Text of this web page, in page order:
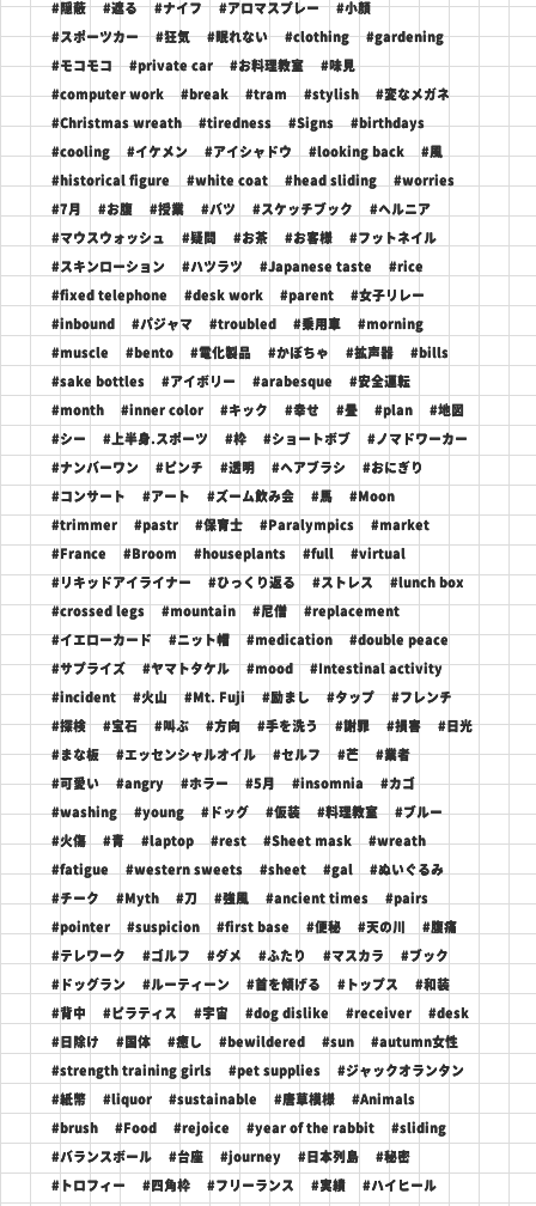
#隠蔽 #遮る #ナイフ #アロマスプレー #小顔
#スポーツカー #狂気 #眠れない #clothing #gardening
#モコモコ #private car #お料理教室 #味見
#computer work #break #tram #stylish #変なメガネ
#Christmas wreath #tiredness #Signs #birthdays
#cooling #イケメン #アイシャドウ #looking back #風
#historical figure #white coat #head sliding #worries
#7月 #お腹 #授業 #バツ #スケッチブック #ヘルニア
#マウスウォッシュ #疑問 #お茶 #お客様 #フットネイル
#スキンローション #ハツラツ #Japanese taste #rice
#fixed telephone #desk work #parent #女子リレー
#inbound #パジャマ #troubled #乗用車 #morning
#muscle #bento #電化製品 #かぼちゃ #拡声器 #bills
#sake bottles #アイボリー #arabesque #安全運転
#month #inner color #キック #幸せ #畳 #plan #地図
#シー #上半身.スポーツ #枠 #ショートボブ #ノマドワーカー
#ナンバーワン #ピンチ #透明 #ヘアブラシ #おにぎり
#コンサート #アート #ズーム飲み会 #馬 #Moon
#trimmer #pastr #保育士 #Paralympics #market
#France #Broom #houseplants #full #virtual
#リキッドアイライナー #ひっくり返る #ストレス #lunch box
#crossed legs #mountain #尼僧 #replacement
#イエローカード #ニット帽 #medication #double peace
#サプライズ #ヤマトタケル #mood #Intestinal activity
#incident #火山 #Mt. Fuji #励まし #タップ #フレンチ
#探検 #宝石 #叫ぶ #方向 #手を洗う #謝罪 #損害 #日光
#まな板 #エッセンシャルオイル #セルフ #芒 #業者
#可愛い #angry #ホラー #5月 #insomnia #カゴ
#washing #young #ドッグ #仮装 #料理教室 #ブルー
#火傷 #青 #laptop #rest #Sheet mask #wreath
#fatigue #western sweets #sheet #gal #ぬいぐるみ
#チーク #Myth #刀 #強風 #ancient times #pairs
#pointer #suspicion #first base #便秘 #天の川 #腹痛
#テレワーク #ゴルフ #ダメ #ふたり #マスカラ #ブック
#ドッグラン #ルーティーン #首を傾げる #トップス #和装
#背中 #ピラティス #宇宙 #dog dislike #receiver #desk
#日除け #国体 #癒し #bewildered #sun #autumn女性
#strength training girls #pet supplies #ジャックオランタン
#紙幣 #liquor #sustainable #唐草模様 #Animals
#brush #Food #rejoice #year of the rabbit #sliding
#バランスボール #台座 #journey #日本列島 #秘密
#トロフィー #四角枠 #フリーランス #実績 #ハイヒール